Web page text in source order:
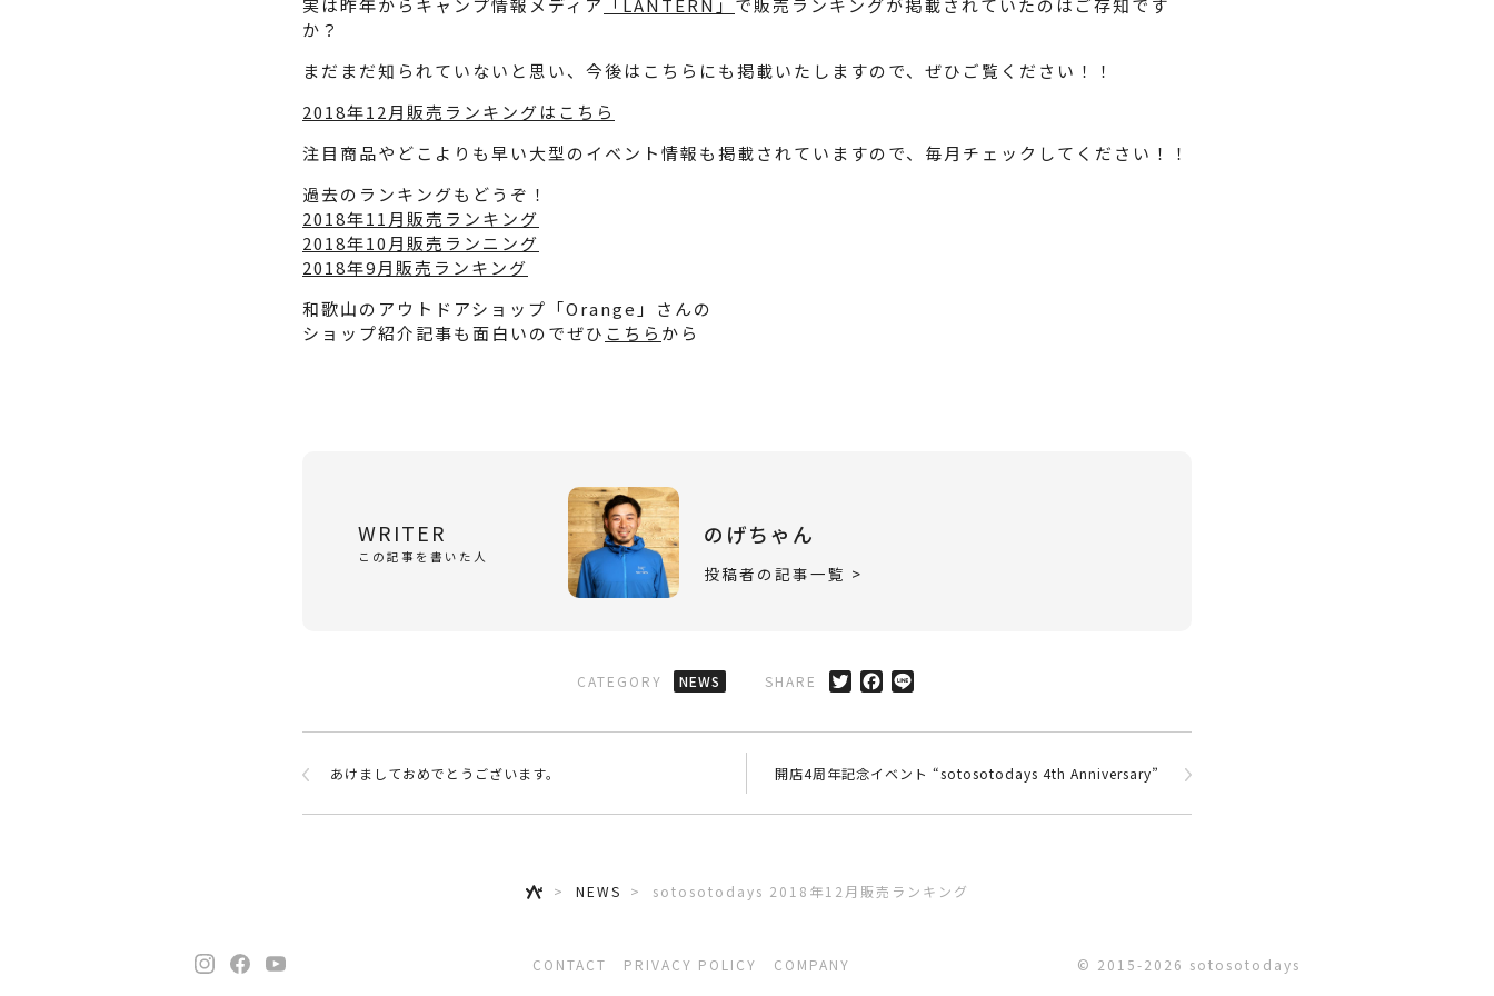
実は昨年からキャンプ情報メディア 「LANTERN」 で販売ランキングが掲載されていたのはご存知です
か？
まだまだ知られていないと思い、今後はこちらにも掲載いたしますので、ぜひご覧ください！！
2018年12月販売ランキングはこちら
注目商品やどこよりも早い大型のイベント情報も掲載されていますので、毎月チェックしてください！！
過去のランキングもどうぞ！
2018年11月販売ランキング
2018年10月販売ランニング
2018年9月販売ランキング
和歌山のアウトドアショップ「Orange」さんの
ショップ紹介記事も面白いのでぜひ こちら から
WRITER
この記事を書いた人
のげちゃん
投稿者の記事一覧 >
CATEGORY NEWS SHARE
あけましておめでとうございます。 開店4周年記念イベント “sotosotodays 4th Anniversary”
NEWS sotosotodays 2018年12月販売ランキング
CONTACT PRIVACY POLICY COMPANY © 2015-2026 sotosotodays